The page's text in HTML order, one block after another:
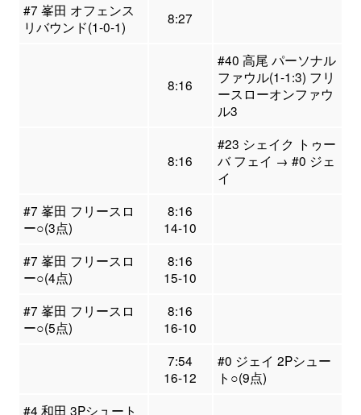
#7 峯田 オフェンス
リバウンド(1-0-1)
8:27
8:16
#40 高尾 パーソナル
ファウル(1-1:3) フリ
ースローオンファウ
ル3
8:16
#23 シェイク トゥー
バ フェイ → #0 ジェ
イ
#7 峯田 フリースロ
ー○(3点)
8:16
14-10
#7 峯田 フリースロ
ー○(4点)
8:16
15-10
#7 峯田 フリースロ
ー○(5点)
8:16
16-10
7:54
16-12
#0 ジェイ 2Pシュー
ト○(9点)
#4 和田 3Pシュート